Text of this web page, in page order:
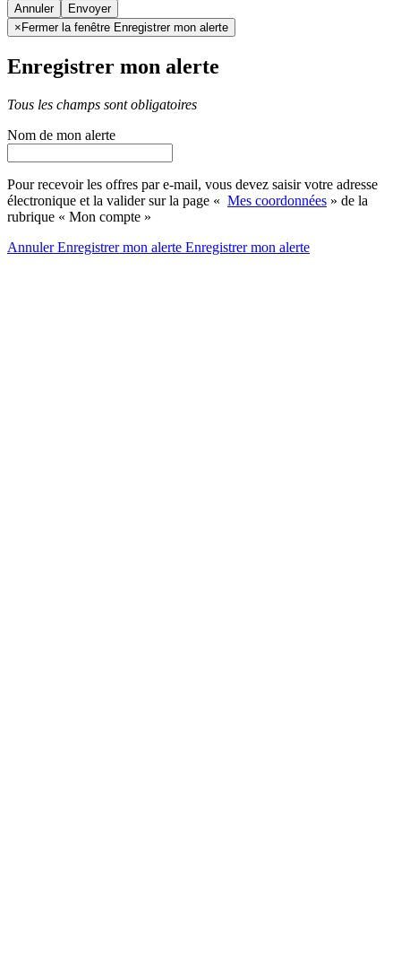
Annuler
× Fermer la fenêtre Enregistrer mon alerte
Enregistrer mon alerte
Tous les champs sont obligatoires
Nom de mon alerte
Pour recevoir les offres par e-mail, vous devez saisir votre adresse
électronique et la valider sur la page « Mes coordonnées » de la
rubrique « Mon compte »
AnnulerEnregistrer mon alerte Enregistrermon alerte